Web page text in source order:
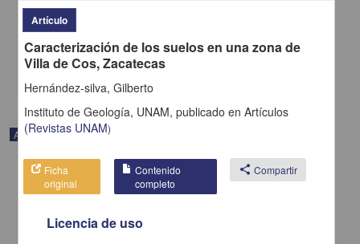
Flores, Sergio - Instituto de Geología, UNAM
2019-04-11
Físico Matemáticas y Ciencias de la Tierra
Artículo
Artículo
Caracterización de los suelos en una zona de
Villa de Cos, Zacatecas
Hernández-silva, Gilberto
Instituto de Geología, UNAM, publicado enArtículos
(Revistas UNAM)
Ficha
original
Contenido
completo
share Compartir
Licencia de uso